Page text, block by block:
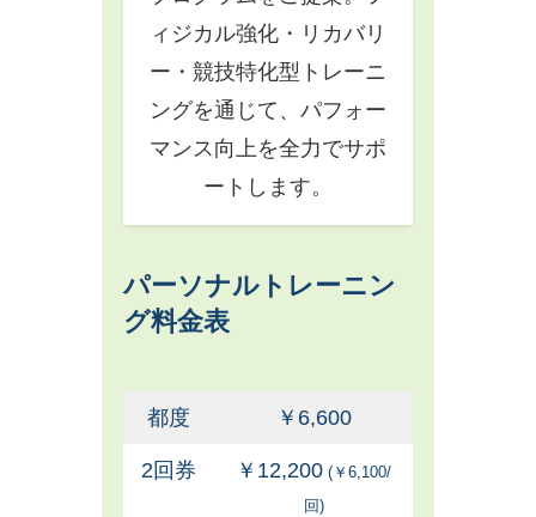
ィジカル強化・リカバリ
ー・競技特化型トレーニ
ングを通じて、パフォー
マンス向上を全力でサポ
ートします。
パーソナルトレーニン
グ料金表
都度 ￥6,600
2回券 ￥12,200 (￥6,100/
回)